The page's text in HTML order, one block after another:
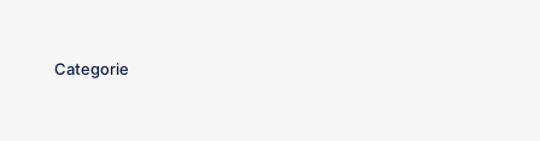
Categorie